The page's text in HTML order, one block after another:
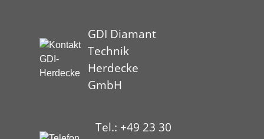
GDI Diamant
Technik
Herdecke
GmbH
Tel.: +49 23 30